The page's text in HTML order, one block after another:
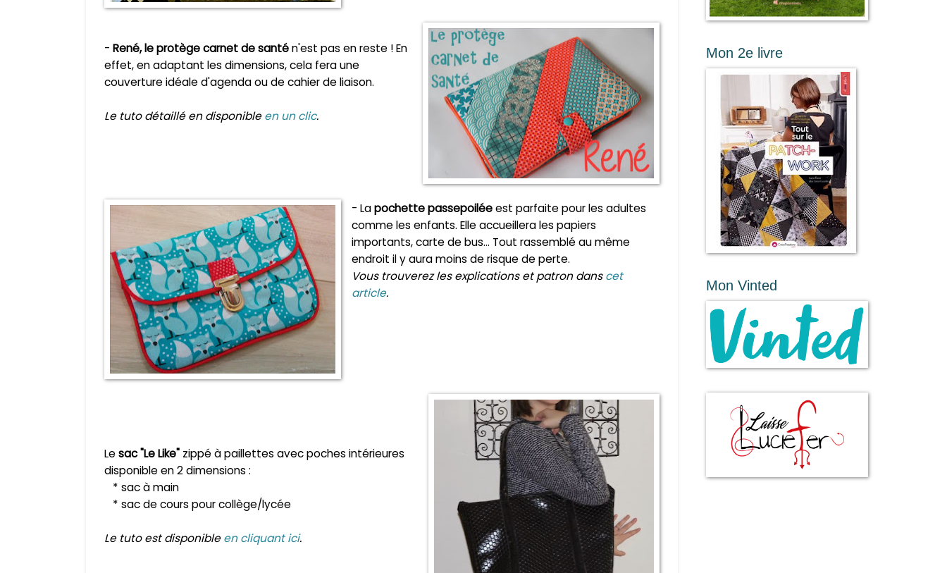
- René, le protège carnet de santén'est pas en reste ! En
effet, en adaptant les dimensions, cela fera une
couverture idéale d'agenda ou de cahier de liaison.
Le tuto détaillé en disponibleen un clic.
- Lapochette passepoiléeest parfaite pour les adultes
comme les enfants. Elle accueillera les papiers
importants, carte de bus... Tout rassemblé au même
endroit il y aura moins de risque de perte.
Vous trouverez les explications et patron danscet
article.
Lesac "Le Like" zippé à paillettes avec poches intérieures
disponible en 2 dimensions :
* sac à main
* sac de cours pour collège/lycée
Le tuto est disponibleen cliquant ici.
Mon 2e livre
Mon Vinted